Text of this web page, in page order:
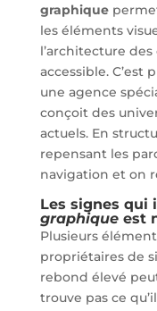
graphique
les éléments
l’architecture
accessible. C’est
une agence
conçoit des
actuels. En
repensant les
navigation et on
Les signes qui
graphiqueest
Plusieurs
propriétaires de
rebond élevé
trouve pas ce